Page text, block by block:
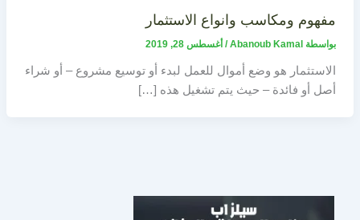
مفهوم ومكاسب وانواع الاستثمار
بواسطة Abanoub Kamal
/ أغسطس 28, 2019
الاستثمار هو وضع أموال للعمل لبدء أو توسيع مشروع – أو شراء
أصل أو فائدة – حيث يتم تشغيل هذه […]